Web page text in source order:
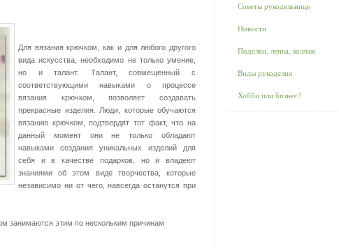
Для вязания крючком, как и для любого другого
вида искусства, необходимо не только умение,
но и талант. Талант, совмещенный с
соответствующими навыками о процессе
вязания крючком, позволяет создавать
прекрасные изделия. Люди, которые обучаются
вязанию крючком, подтвердят тот факт, что на
данный момент они не только обладают
навыками создания уникальных изделий для
себя и в качестве подарков, но и владеют
знаниями об этом виде творчества, которые
независимо ни от чего, навсегда останутся при
занимаются этим по нескольким причинам
Советы рукодельнице
Новости
Поделки, лепка, коллаж
Виды рукоделия
Хобби или бизнес?